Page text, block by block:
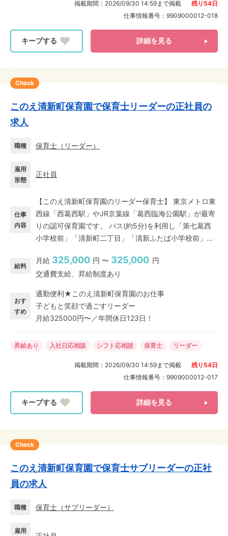
掲載期間： 2026/09/30 14:59まで掲載 残り 54日
仕事情報番号： 9909000012-018
詳細を見る
Check
このえ清新町保育園で保育士リーダーの正社員の
求人
職種 保育士 （ リーダー）
雇用
形態
正社員
仕事
内容
【このえ清新町保育園のリーダー保育士】 東京メトロ東
西線「西葛西駅」やJR京葉線「葛西臨海公園駅」が最寄
りの認可保育園です。 バス(約5分)を利用し「第七葛西
小学校前」「清新町二丁目」「清新ふたば小学校前」バ
自然が多く閑静な場所に立地しています。 新しい園舎で
広々とした園庭に恵まれた保育園で、園庭で野菜を栽培
緒に四季を感じられる環境で、戸外遊びを盛んに行って
います。
給料
月給 325,000 円 〜 325,000 円
交通費支給、昇給制度あり
おす
すめ
通勤便利★このえ清新町保育園のお仕事
子どもと笑顔で過ごすリーダー
月給325000円〜／年間休日123日！
昇給あり 入社日応相談 シフト応相談 保育士 リーダー
掲載期間： 2026/09/30 14:59まで掲載 残り 54日
仕事情報番号： 9909000012-017
詳細を見る
Check
このえ清新町保育園で保育士サブリーダーの正社
員の求人
職種 保育士 （サブリーダー）
雇用